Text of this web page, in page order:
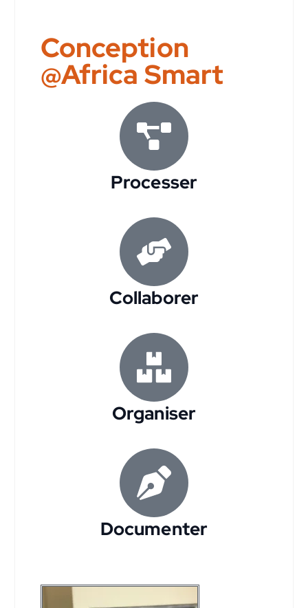
Conception
@Africa Smart
Processer
Collaborer
Organiser
Documenter